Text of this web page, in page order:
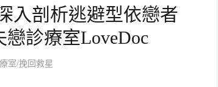
入剖析逃避型依戀者
戀診療室LoveDoc
室/挽回救星